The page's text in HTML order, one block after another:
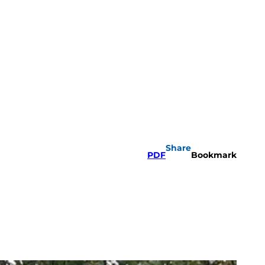
PDF
Share
Bookmark